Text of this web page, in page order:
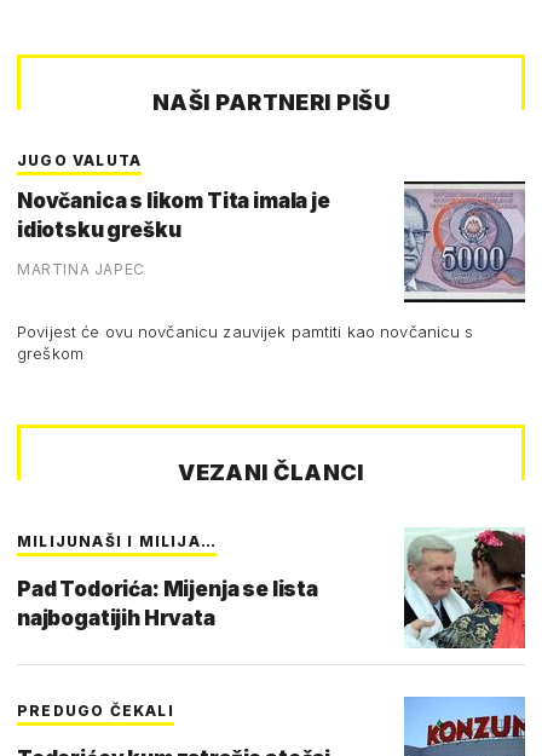
NAŠI PARTNERI PIŠU
JUGO VALUTA
Novčanica s likom Tita imala je
idiotsku grešku
MARTINA JAPEC
Povijest će ovu novčanicu zauvijek pamtiti kao novčanicu s
greškom
VEZANI ČLANCI
MILIJUNAŠI I MILIJA…
Pad Todorića: Mijenja se lista
najbogatijih Hrvata
PREDUGO ČEKALI